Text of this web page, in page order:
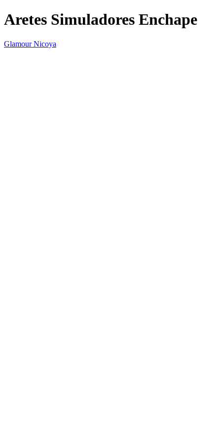
Aretes Simuladores Enchape
Glamour Nicoya